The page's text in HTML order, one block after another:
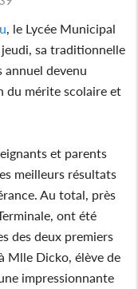
, le Lycée Municipal
jeudi, sa traditionnelle
annuel devenu
du mérite scolaire et
et parents
meilleurs résultats
Au total, près
ont été
des deux premiers
Mlle Dicko, élève de
impressionnante